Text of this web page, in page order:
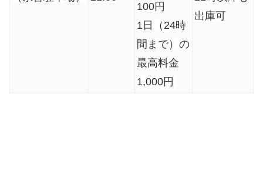
100円
1日（24時
間まで）の
最高料金
1,000円
出庫可